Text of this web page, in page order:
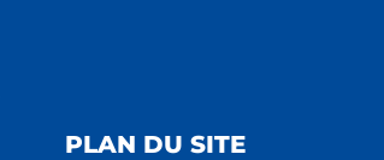
PLAN DU SITE